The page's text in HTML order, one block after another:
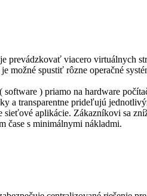
prevádzkovať viacero virtuálnych
možné spustiť rôzne operačné
) priamo na hardware
a transparentne prideľujú
aplikácie. Zákazníkovi sa
čase s minimálnymi nákladmi.